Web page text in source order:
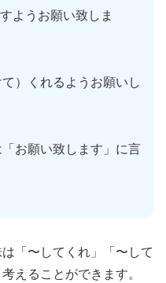
ようお願い致しま
）くれるようお願いし
お願い致します」に言
「〜してくれ」「〜して
えることができます。